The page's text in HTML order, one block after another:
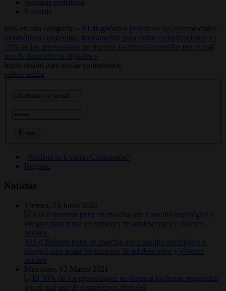
psoriasis pediátrica
Novartis
Más en esta categoría: « El diagnóstico precoz de las enfermedades
metabólicas congénitas, fundamental para evitar complicaciones El
30% de los preescolares no duerme las horas requeridas por el mal
uso de dispositivos digitales »
Inicia sesión para enviar comentarios
volver arriba
¿Perdiste tu Usuario/Contraseña?
Registro
Noticias
Viernes, 23 Junio 2023
Vall d’Hebron pone en marcha una consulta oncológica e
integral para tratar los tumores de adolescentes y jóvenes
adultos
Miércoles, 03 Marzo 2021